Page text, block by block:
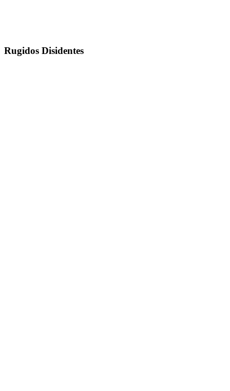
Rugidos Disidentes